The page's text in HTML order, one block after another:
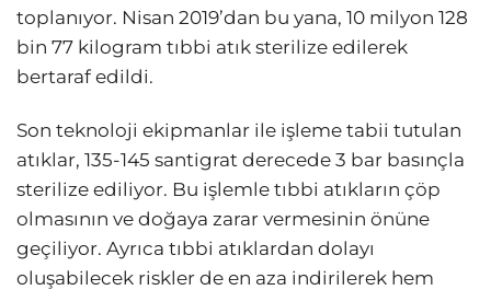
toplanıyor. Nisan 2019’dan bu yana, 10 milyon 128
bin 77 kilogram tıbbi atık sterilize edilerek
bertaraf edildi.
Son teknoloji ekipmanlar ile işleme tabii tutulan
atıklar, 135-145 santigrat derecede 3 bar basınçla
sterilize ediliyor. Bu işlemle tıbbi atıkların çöp
olmasının ve doğaya zarar vermesinin önüne
geçiliyor. Ayrıca tıbbi atıklardan dolayı
oluşabilecek riskler de en aza indirilerek hem